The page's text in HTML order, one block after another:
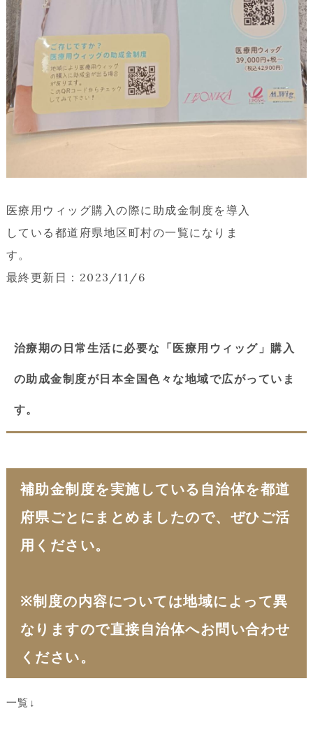
医療用ウィッグ購入の際に助成金制度を導入
している都道府県地区町村の一覧になりま
す。
最終更新日：2023/11/6
治療期の日常生活に必要な「医療用ウィッグ」購入
の助成金制度が日本全国色々な地域で広がっていま
す。
補助金制度を実施している自治体を都道
府県ごとにまとめましたので、ぜひご活
用ください。
※制度の内容については地域によって異
なりますので直接自治体へお問い合わせ
ください。
一覧↓